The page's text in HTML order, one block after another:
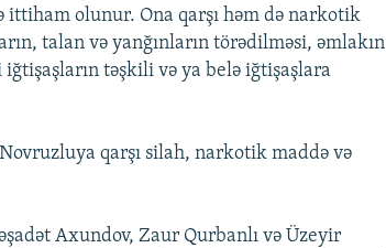
ittiham olunur. Ona qarşı həm də narkotik
talan və yanğınların törədilməsi, əmlakın
təşkili və ya belə iğtişaşlara
qarşı silah, narkotik maddə və
Axundov, Zaur Qurbanlı və Üzeyir